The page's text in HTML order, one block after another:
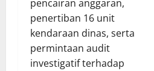
pencairan anggaran,
penertiban 16 unit
kendaraan dinas, serta
permintaan audit
investigatif terhadap